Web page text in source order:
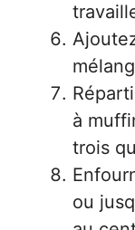
à
trois
ou